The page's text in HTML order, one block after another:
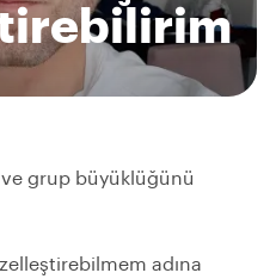
grup büyüklüğünü
adına